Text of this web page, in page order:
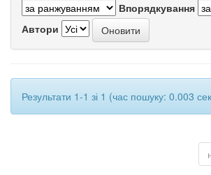
Впорядкування
Автори
Результати 1-1 зі 1 (час пошуку: 0.003